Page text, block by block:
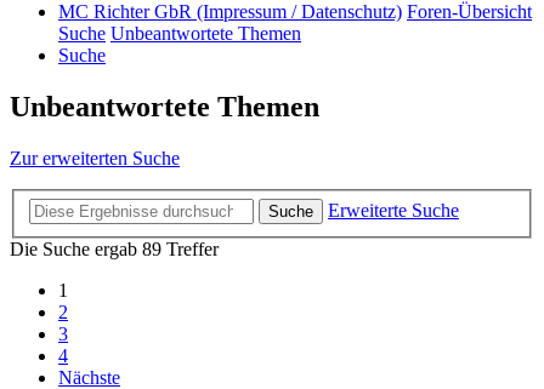
MC Richter GbR (Impressum / Datenschutz) Foren-Übersicht
Suche Unbeantwortete Themen
Suche
Unbeantwortete Themen
Zur erweiterten Suche
Suche
Erweiterte Suche
Die Suche ergab 89 Treffer
1
2
3
4
Nächste